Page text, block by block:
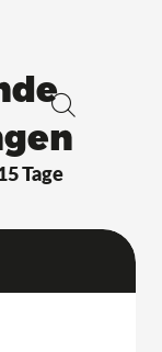
Suche
Tage